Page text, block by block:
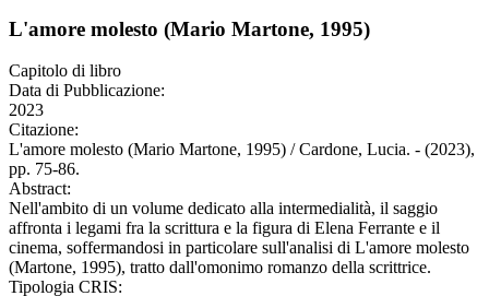
L'amore molesto (Mario Martone, 1995)
Capitolo di libro
Data di Pubblicazione:
2023
Citazione:
L'amore molesto (Mario Martone, 1995) / Cardone, Lucia. - (2023),
pp. 75-86.
Abstract:
Nell'ambito di un volume dedicato alla intermedialità, il saggio
affronta i legami fra la scrittura e la figura di Elena Ferrante e il
cinema, soffermandosi in particolare sull'analisi di L'amore molesto
(Martone, 1995), tratto dall'omonimo romanzo della scrittrice.
Tipologia CRIS: